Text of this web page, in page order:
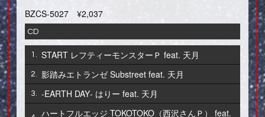
BZCS-5027 ¥2,037
CD
1. START レフティーモンスターＰ feat. 天月
2. 影踏みエトランゼSubstreet feat. 天月
3. ‐EARTH DAY‐ はりー feat. 天月
ハートフルエッジ TOKOTOKO（西沢さんＰ） feat.